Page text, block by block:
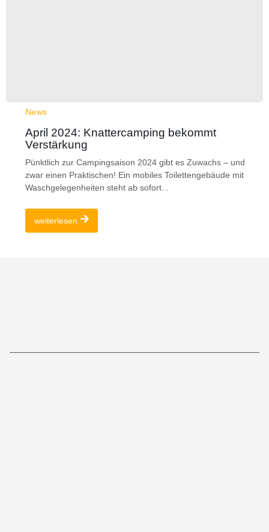
News
April 2024: Knattercamping bekommt
Verstärkung
Pünktlich zur Campingsaison 2024 gibt es Zuwachs – und
zwar einen Praktischen! Ein mobiles Toilettengebäude mit
Waschgelegenheiten steht ab sofort...
weiterlesen